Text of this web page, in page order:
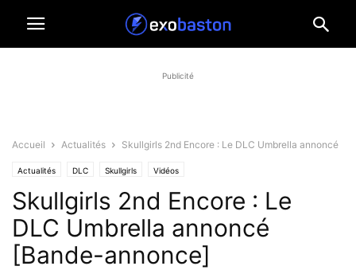
Publicité
Accueil Actualités Skullgirls 2nd Encore : Le DLC Umbrella annoncé
Actualités DLC Skullgirls Vidéos
Skullgirls 2nd Encore : Le
DLC Umbrella annoncé
[Bande-annonce]